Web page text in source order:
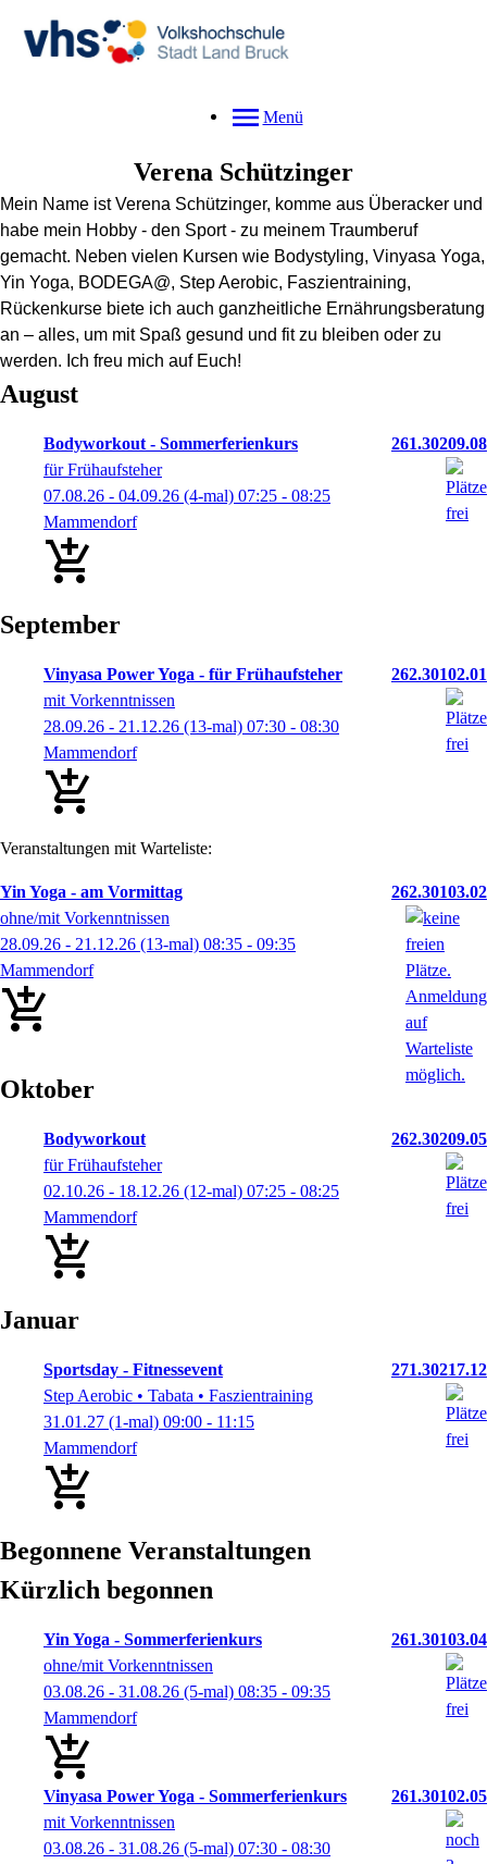
Menü
Verena Schützinger
Mein Name ist Verena Schützinger, komme aus Überacker und
habe mein Hobby - den Sport - zu meinem Traumberuf
gemacht. Neben vielen Kursen wie Bodystyling, Vinyasa Yoga,
Yin Yoga, BODEGA@, Step Aerobic, Faszientraining,
Rückenkurse biete ich auch ganzheitliche Ernährungsberatung
an – alles, um mit Spaß gesund und fit zu bleiben oder zu
werden. Ich freu mich auf Euch!
August
Bodyworkout - Sommerferienkurs
261.30209.08
für Frühaufsteher
07.08.26 - 04.09.26 (4-mal) 07:25 - 08:25
Mammendorf
September
Vinyasa Power Yoga - für Frühaufsteher
262.30102.01
mit Vorkenntnissen
28.09.26 - 21.12.26 (13-mal) 07:30 - 08:30
Mammendorf
Veranstaltungen mit Warteliste:
Yin Yoga - am Vormittag
262.30103.02
ohne/mit Vorkenntnissen
28.09.26 - 21.12.26 (13-mal) 08:35 - 09:35
Mammendorf
Oktober
Bodyworkout
262.30209.05
für Frühaufsteher
02.10.26 - 18.12.26 (12-mal) 07:25 - 08:25
Mammendorf
Januar
Sportsday - Fitnessevent
271.30217.12
Step Aerobic • Tabata • Faszientraining
31.01.27 (1-mal) 09:00 - 11:15
Mammendorf
Begonnene Veranstaltungen
Kürzlich begonnen
Yin Yoga - Sommerferienkurs
261.30103.04
ohne/mit Vorkenntnissen
03.08.26 - 31.08.26 (5-mal) 08:35 - 09:35
Mammendorf
Vinyasa Power Yoga - Sommerferienkurs
261.30102.05
mit Vorkenntnissen
03.08.26 - 31.08.26 (5-mal) 07:30 - 08:30